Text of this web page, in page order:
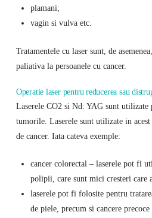
plamani;
vagin si vulva etc.
Tratamentele cu laser sunt, de
paliativa la persoanele cu cancer.
Operatie laser pentru reducerea sau
Laserele CO2 si Nd: YAG sunt utilizate
tumorile. Laserele sunt utilizate in
de cancer. Iata cateva exemple:
cancer colorectal – laserele pot fi
polipii, care sunt mici cresteri care
laserele pot fi folosite pentru
de piele, precum si cancere